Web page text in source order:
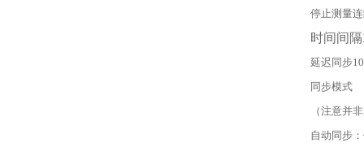
停止测量
时间间
延迟同步
同步模式
（注意并
自动同步